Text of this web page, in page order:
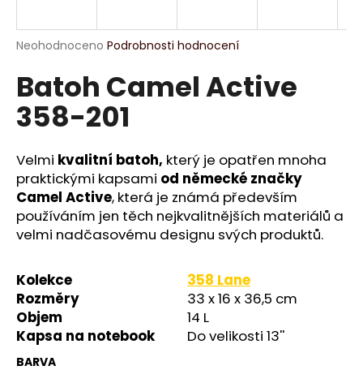
Průměrné
produktu
je
0,0
z
hvězdiček.
Neohodnoceno Podrobnosti hodnocení
Batoh Camel Active
358-201
Velmi kvalitní batoh, který je opatřen mnoha
praktickými kapsami od německé značky
Camel Active, která je známá především
používáním jen těch nejkvalitnějších materiálů a
velmi nadčasovému designu svých produktů.
Kolekce
358 Lane
Rozměry
33 x 16 x 36,5 cm
Objem
14 L
Kapsa na notebook
Do velikosti 13''
BARVA
j
t
?
HLEDAT
o
p
o
r
u